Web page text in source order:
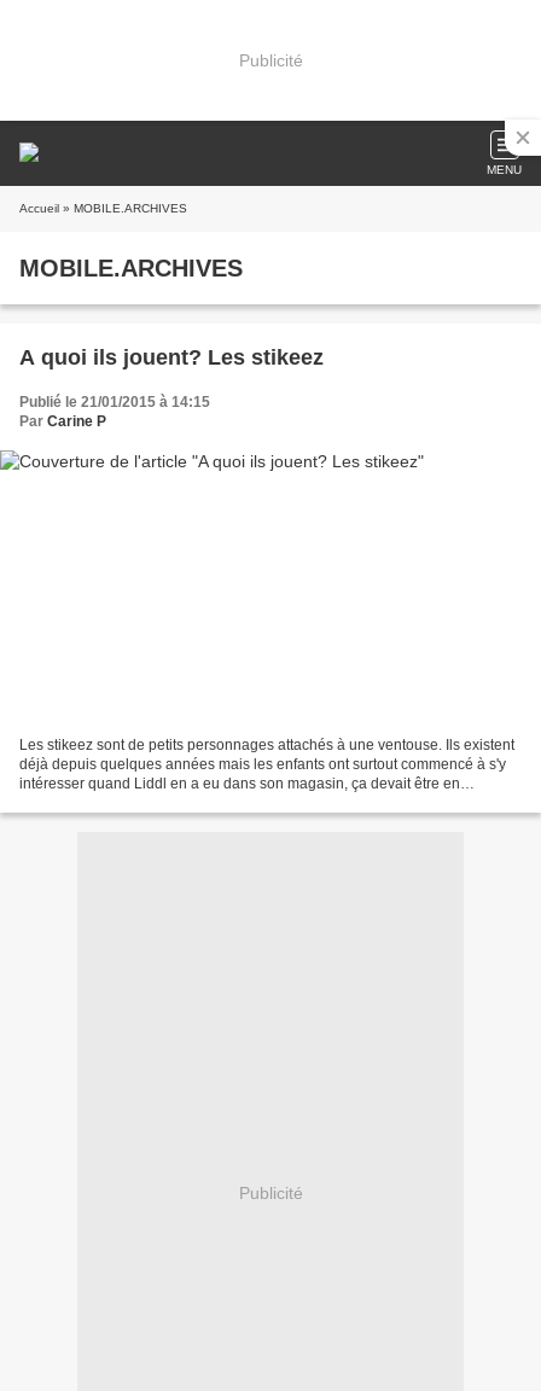
Publicité
MENU
Accueil » MOBILE.ARCHIVES
MOBILE.ARCHIVES
A quoi ils jouent? Les stikeez
Publié le 21/01/2015 à 14:15
Par Carine P
Les stikeez sont de petits personnages attachés à une ventouse. Ils existent
déjà depuis quelques années mais les enfants ont surtout commencé à s'y
intéresser quand Liddl en a eu dans son magasin, ça devait être en
Publicité